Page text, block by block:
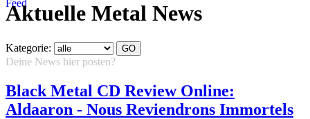
Aktuelle Metal News
Kategorie:
Deine News hier posten?
Black Metal CD Review Online:
Aldaaron - Nous Reviendrons Immortels